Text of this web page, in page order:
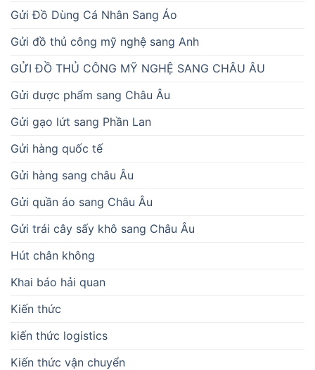
Gửi Đồ Dùng Cá Nhân Sang Áo
Gửi đồ thủ công mỹ nghệ sang Anh
GỬI ĐỒ THỦ CÔNG MỸ NGHỆ SANG CHÂU ÂU
Gửi dược phẩm sang Châu Âu
Gửi gạo lứt sang Phần Lan
Gửi hàng quốc tế
Gửi hàng sang châu Âu
Gửi quần áo sang Châu Âu
Gửi trái cây sấy khô sang Châu Âu
Hút chân không
Khai báo hải quan
Kiến thức
kiến thức logistics
Kiến thức vận chuyển